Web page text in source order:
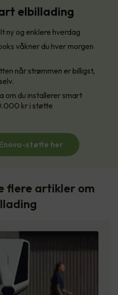
elbillading
ny og enklere hverdag
våkner du hver morgen
når strømmen er billigst,
om du installerer smart
kr i støtte
støtte her
flere artikler om